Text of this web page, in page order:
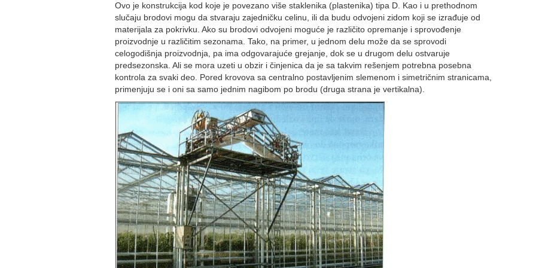
Ovo je konstrukcija kod koje je povezano više staklenika (plastenika) tipa D. Kao i u prethodnom
slučaju brodovi mogu da stvaraju zajedničku celinu, ili da budu odvojeni zidom koji se izrađuje od
materijala za pokrivku. Ako su brodovi odvojeni moguće je različito opremanje i sprovođenje
proizvodnje u različitim sezonama. Tako, na primer, u jednom delu može da se sprovodi
celogodišnja proizvodnja, pa ima odgovarajuće grejanje, dok se u drugom delu ostvaruje
predsezonska. Ali se mora uzeti u obzir i činjenica da je sa takvim rešenjem potrebna posebna
kontrola za svaki deo. Pored krovova sa centralno postavljenim slemenom i simetričnim stranicama,
primenjuju se i oni sa samo jednim nagibom po brodu (druga strana je vertikalna).